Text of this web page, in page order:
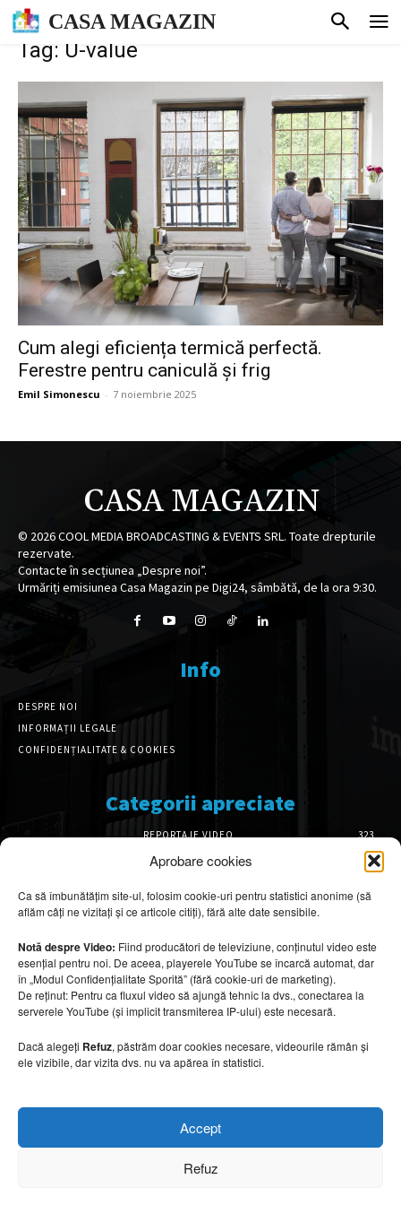
Aprobare cookies
Ca să îmbunătățim site-ul, folosim cookie-uri pentru statistici anonime (să
aflăm câți ne vizitați și ce articole citiți), fără alte date sensibile.
Notă despre Video: Fiind producători de televiziune, conținutul video este
esențial pentru noi. De aceea, playerele YouTube se încarcă automat, dar
în „Modul Confidențialitate Sporită” (fără cookie-uri de marketing).
De reținut: Pentru ca fluxul video să ajungă tehnic la dvs., conectarea la
serverele YouTube (și implicit transmiterea IP-ului) este necesară.
Dacă alegeți Refuz, păstrăm doar cookies necesare, videourile rămân și
ele vizibile, dar vizita dvs. nu va apărea în statistici.
Accept
Refuz
CASA MAGAZIN
Tag: U-value
Cum alegi eficiența termică perfectă.
Ferestre pentru caniculă și frig
Emil Simonescu - 7 noiembrie 2025
CASA MAGAZIN
© 2026COOL MEDIA BROADCASTING & EVENTS SRL. Toate drepturile
rezervate.
Contacte în secțiunea „Despre noi”.
Urmăriți emisiunea Casa Magazin pe Digi24, sâmbătă, de la ora 9:30.
Info
DESPRE NOI
INFORMAȚII LEGALE
CONFIDENȚIALITATE & COOKIES
Categorii apreciate
REPORTAJE VIDEO
323
AMENAJĂRI INTERIOARE
126
DESIGN INTERIOR
64
ARHITECTURĂ & DESIGN
OPINII & ANALIZE
43
Articole recomandate
Ouse Valley Viaduct, construcția care
7 august 2026
Idei inspirate din hotelurile boutique pe care
7 august 2026